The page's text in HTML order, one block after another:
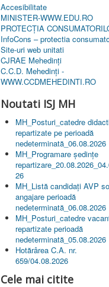
Accesibilitate
MINISTER-WWW.EDU.RO
PROTECȚIA
InfoCons – protectia
Site-uri web unitati
CJRAE Mehedinți
C.C.D. Mehedinţi -
WWW.CCDMEHEDINTI.RO
Noutati ISJ MH
MH_Posturi_catedre
repartizate pe perioadă
nedeterminată_06.08.2026
MH_Programare ședințe
26
MH_Listă candidați AVP
angajare perioadă
nedeterminată_06.08.2026
MH_Posturi_catedre
repartizate perioadă
nedeterminată_05.08.2026
Hotărârea C.A. nr.
659/04.08.2026
Cele mai citite